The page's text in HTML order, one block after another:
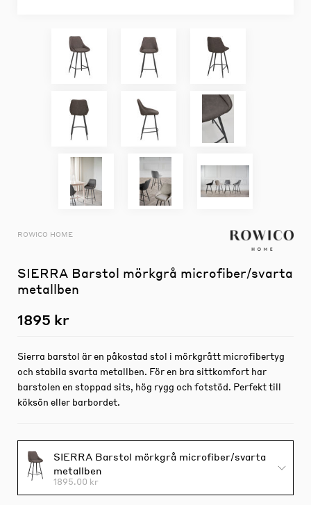
ROWICO HOME
SIERRA Barstol mörkgrå microfiber/svarta
metallben
1895 kr
Sierra barstol är en påkostad stol i mörkgrått microfibertyg
och stabila svarta metallben. För en bra sittkomfort har
barstolen en stoppad sits, hög rygg och fotstöd. Perfekt till
köksön eller barbordet.
SIERRA Barstol mörkgrå microfiber/svarta
metallben
1895.00 kr